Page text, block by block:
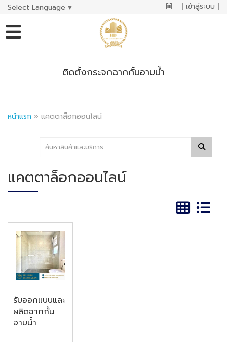
Select Language ▼ | เข้าสู่ระบบ |
ติดตั้งกระจกฉากกั้นอาบน้ำ
หน้าแรก » แคตตาล็อกออนไลน์
แคตตาล็อกออนไลน์
รับออกแบบและ
ผลิตฉากกั้น
อาบน้ำ